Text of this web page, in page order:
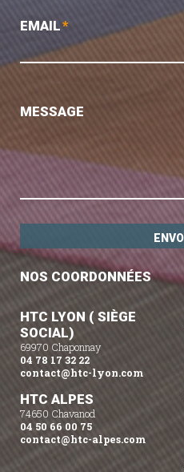
EMAIL*
MESSAGE
NOS COORDONNÉES
HTC LYON ( SIÈGE
SOCIAL)
69970 Chaponnay
04 78 17 32 22
contact@htc-lyon.com
HTC ALPES
74650 Chavanod
04 50 66 00 75
contact@htc-alpes.com